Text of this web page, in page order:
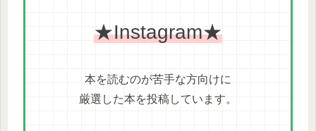
★Instagram★
本を読むのが苦手な方向けに
厳選した本を投稿しています。